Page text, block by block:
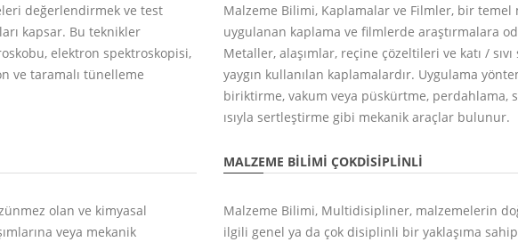
değerlendirmek ve test
kapsar. Bu teknikler
elektron spektroskopisi,
ve taramalı tünelleme
Malzeme Bilimi, Kaplamalar ve Filmler, bir temel
uygulanan kaplama ve filmlerde araştırmalara
Metaller, alaşımlar, reçine çözeltileri ve katı /
yaygın kullanılan kaplamalardır. Uygulama
biriktirme, vakum veya püskürtme, perdahlama,
ısıyla sertleştirme gibi mekanik araçlar bulunur.
olan ve kimyasal
veya mekanik
MALZEME BILIMI ÇOKDISIPLINLI
Malzeme Bilimi, Multidisipliner, malzemelerin
ilgili genel ya da çok disiplinli bir yaklaşıma